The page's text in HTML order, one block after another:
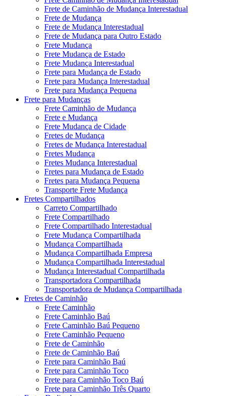
Frete de Caminhão de Mudança Interestadual
Frete de Mudança
Frete de Mudança Interestadual
Frete de Mudança para Outro Estado
Frete Mudança
Frete Mudança de Estado
Frete Mudança Interestadual
Frete para Mudança de Estado
Frete para Mudança Interestadual
Frete para Mudança Pequena
Frete para Mudanças
Frete Caminhão de Mudança
Frete e Mudança
Frete Mudança de Cidade
Fretes de Mudança
Fretes de Mudança Interestadual
Fretes Mudança
Fretes Mudança Interestadual
Fretes para Mudança de Estado
Fretes para Mudança Pequena
Transporte Frete Mudança
Fretes Compartilhados
Carreto Compartilhado
Frete Compartilhado
Frete Compartilhado Interestadual
Frete Mudança Compartilhada
Mudança Compartilhada
Mudança Compartilhada Empresa
Mudança Compartilhada Interestadual
Mudança Interestadual Compartilhada
Transportadora Compartilhada
Transportadora de Mudança Compartilhada
Fretes de Caminhão
Frete Caminhão
Frete Caminhão Baú
Frete Caminhão Baú Pequeno
Frete Caminhão Pequeno
Frete de Caminhão
Frete de Caminhão Baú
Frete para Caminhão Baú
Frete para Caminhão Toco
Frete para Caminhão Toco Baú
Frete para Caminhão Três Quarto